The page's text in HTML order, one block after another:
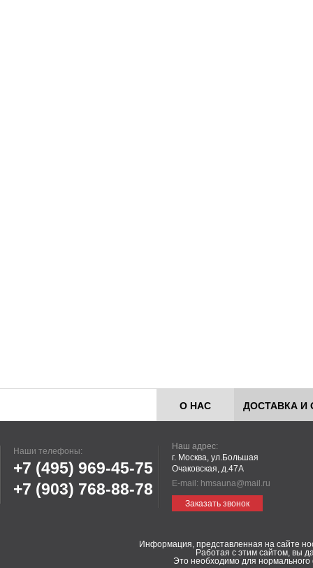
О НАС ДОСТАВКА И
Наши телефоны:
+7 (495) 969-45-75
+7 (903) 768-88-78
Наш адрес:
г. Москва, ул.Большая
Очаковская, д.47А
E-mail: hmsauna@mail.ru
Заказать звонок
Информация, представленная на сайте
Работая с этим сайтом, вы
Это необходимо для